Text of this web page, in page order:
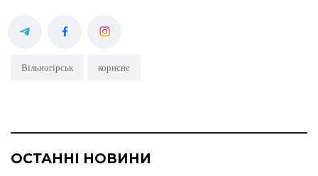
Вільногірськ корисне
ОСТАННІ НОВИНИ